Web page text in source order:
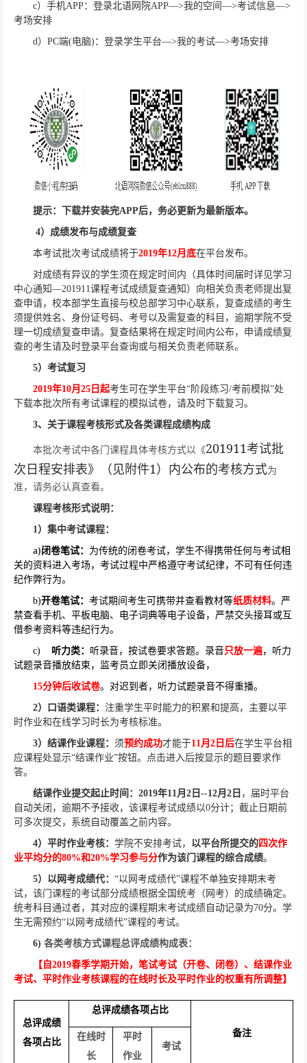
c）手机APP：登录北语网院APP—>我的空间—>考试信息—>
考场安排
d） PC端(电脑) ：登录学生平台—>我的考试—>考场安排
提示：下载并安装完APP后，务必更新为最新版本。
4）成绩发布与成绩复查
本考试批次考试成绩将于2019年12月底在平台发布。
对成绩有异议的学生须在规定时间内（具体时间届时详见学习
中心通知—201911 课程考试成绩复查通知）向相关负责老师提出复
查申请，校本部学生直接与校总部学习中心联系，复查成绩的考生
须提供姓名、身份证号码、考号以及需复查的科目，逾期学院不受
理一切成绩复查申请。复查结果将在规定时间内公布，申请成绩复
查的考生请及时登录平台查询或与相关负责老师联系。
5）考试复习
2019年10月25 日起考生可在学生平台“阶段练习/考前模拟”处
下载本批次所有考试课程的模拟试卷，请及时下载复习。
3、关于课程考核形式及各类课程成绩构成
本批次考试中各门课程具体考核方式以《201911 考试批
次日程安排表》（见附件1 ）内公布的考核方式为
准，请务必认真查看。
课程考核形式说明：
1 ）集中考试课程：
a)闭卷笔试： 为传统的闭卷考试，学生不得携带任何与考试相
关的资料进入考场，考试过程中严格遵守考试纪律，不可有任何违
纪作弊行为。
b)开卷笔试： 考试期间考生可携带并查看教材等纸质材料。严
禁查看手机、平板电脑、电子词典等电子设备，严禁交头接耳或互
借参考资料等违纪行为。
c) 听力类： 听录音，按试卷要求答题。录音只放一遍，听力
试题录音播放结束，监考员立即关闭播放设备，
15分钟后收试卷。对迟到者，听力试题录音不得重播。
2）口语类课程： 注重学生平时能力的积累和提高，主要以平
时作业和在线学习时长为考核标准。
3）结课作业课程： 须预约成功才能于11 月2 日后在学生平台相
应课程处显示“结课作业”按钮。点击进入后按显示的题目要求作
答。
结课作业提交起止时间：2019年11 月2 日--12月2 日 ，届时平台
自动关闭，逾期不予接收，该课程考试成绩以0分计；截止日期前
可多次提交，系统自动覆盖之前内容。
4）平时作业考核：学院不安排考试， 以平台所提交的四次作
业平均分的80%和20%学习参与分作为该门课程的综合成绩。
5）以网考成绩代：“以网考成绩代”课程不单独安排期末考
试，该门课程的考试部分成绩根据全国统考（网考）的成绩确定。
统考科目通过者，其对应的课程期末考试成绩自动记录为70分。学
生无需预约“以网考成绩代”课程的考试。
6)各类考核方式课程总评成绩构成表：
【自2019春季学期开始，笔试考试（开卷、闭卷）、结课作业
考试、平时作业考核课程的在线时长及平时作业的权重有所调整】
总评成绩
各项占比
总评成绩各项占比
备注
在线时
长
平时
作业
考试